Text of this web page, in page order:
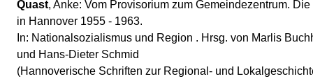
Quast, Anke: Vom Provisorium zum Gemeindezentrum.
in Hannover 1955 - 1963.
In: Nationalsozialismus und Region . Hrsg. von Marlis
und Hans-Dieter Schmid
(Hannoverische Schriften zur Regional- und